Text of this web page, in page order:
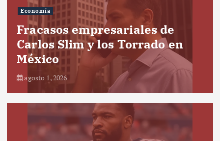
Economía
Fracasos empresariales de
Carlos Slim y los Torrado en
México
agosto 1, 2026